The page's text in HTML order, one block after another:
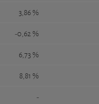
3,86 %
-0,62 %
6,73 %
8,81 %
-